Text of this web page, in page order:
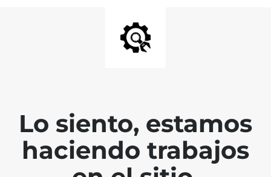
Lo siento, estamos
haciendo trabajos